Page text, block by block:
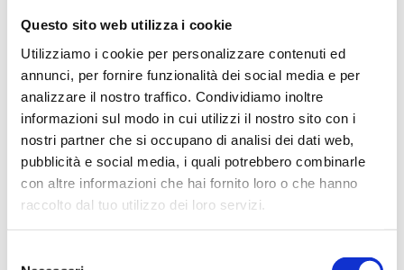
Questo sito web utilizza i cookie
Utilizziamo i cookie per personalizzare contenuti ed
annunci, per fornire funzionalità dei social media e per
analizzare il nostro traffico. Condividiamo inoltre
informazioni sul modo in cui utilizzi il nostro sito con i
nostri partner che si occupano di analisi dei dati web,
pubblicità e social media, i quali potrebbero combinarle
con altre informazioni che hai fornito loro o che hanno
raccolto dal tuo utilizzo dei loro servizi.
7. Consenti
Quando visiti il sito web per la prima volta, noi mostreremo
un popup con una spiegazione dei cookie. Appena clicchi su
“Salva preferenze”, dai il permesso a noi di usare le
categorie di cookie e plugin come descritto in questa
dichiarazione relativa ai popup e cookie. Puoi disabilitare i
cookie attraverso il tuo browser, ma prendi in considerazione,
che il nostro sito web potrebbe non funzionare più
correttamente.